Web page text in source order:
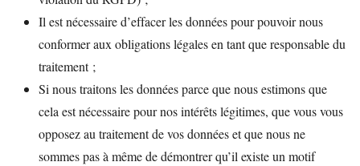
Il est nécessaire d’effacer les données pour pouvoir nous
conformer aux obligations légales en tant que responsable du
traitement ;
Si nous traitons les données parce que nous estimons que
cela est nécessaire pour nos intérêts légitimes, que vous vous
opposez au traitement de vos données et que nous ne
sommes pas à même de démontrer qu’il existe un motif